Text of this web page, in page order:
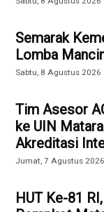
Semarak
Lomba
Sabtu, 8 Agustus 2026
Tim Asesor
ke UIN
Akreditasi
Jumat, 7 Agustus 2026
HUT Ke-81